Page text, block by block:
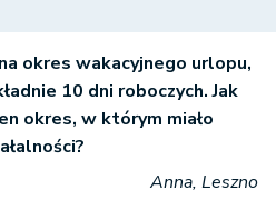
okres wakacyjnego urlopu,
10 dni roboczych. Jak
okres, w którym miało
Anna, Leszno